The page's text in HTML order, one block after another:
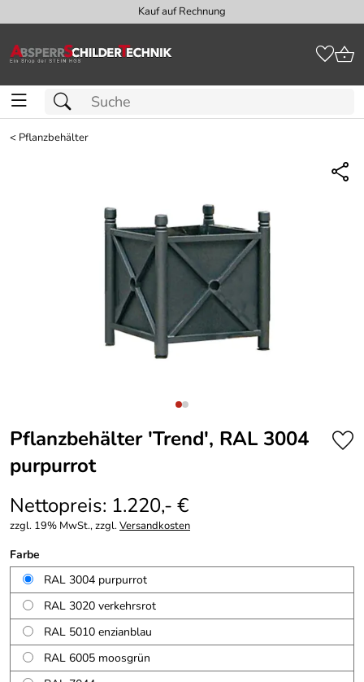
Kauf auf Rechnung
< Pflanzbehälter
Pflanzbehälter 'Trend', RAL 3004
purpurrot
Nettopreis: 1.220,- €
zzgl. 19% MwSt., zzgl.Versandkosten
Farbe
RAL 3004 purpurrot
RAL 3020 verkehrsrot
RAL 5010 enzianblau
RAL 6005 moosgrün